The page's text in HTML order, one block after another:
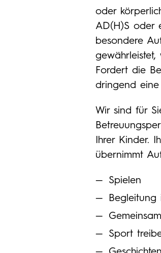
oder
AD(H)S oder
besondere
Fordert die
dringend
Wir sind für
Ihrer Kinder.
übernimmt
Spielen
Begleitung
Sport